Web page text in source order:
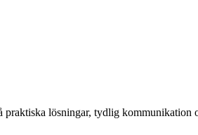
lösningar, tydlig kommunikation